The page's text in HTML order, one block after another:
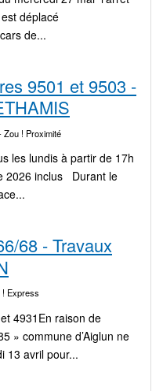
déplacé
de...
9501 et 9503 -
Zou ! Proximité
les lundis à partir de 17h
2026 inclus Durant le
68 - Travaux
Express
4931En raison de
» commune d’Aiglun ne
13 avril pour...